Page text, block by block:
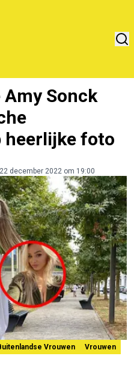
Sonck
heerlijke foto
december 2022 om 19:00
Vrouwen
Vrouwen